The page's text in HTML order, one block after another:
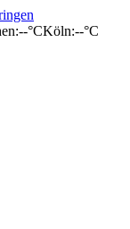
:--°CKöln:--°C